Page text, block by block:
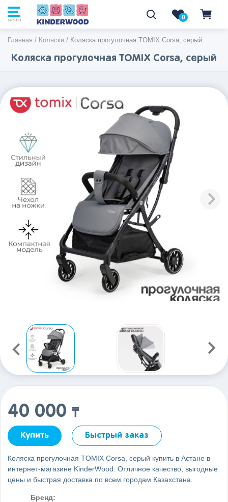
меню 0
Главная / Коляски / Коляска прогулочная TOMIX Corsa, серый
Коляска прогулочная TOMIX Corsa, серый
40 000 ₸
Купить Быстрый заказ
Коляска прогулочная TOMIX Corsa, серый купить в Астане в
интернет-магазине KinderWood. Отличное качество, выгодные
цены и быстрая доставка по всем городам Казахстана.
Бренд: